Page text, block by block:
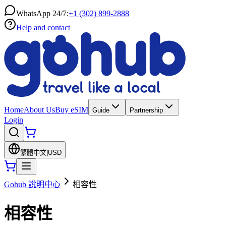
WhatsApp 24/7:+1 (302) 899-2888
Help and contact
HomeAbout UsBuy eSIM Guide Partnership
Login
繁體中文 USD
Gohub 說明中心 相容性
相容性